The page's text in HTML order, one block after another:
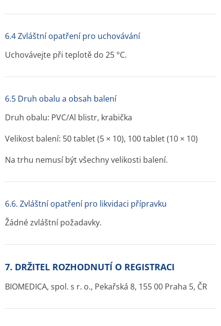
6.4 Zvláštní opatření pro uchovávání
Uchovávejte při teplotě do 25 °C.
6.5 Druh obalu a obsah balení
Druh obalu: PVC/Al blistr, krabička
Velikost balení: 50 tablet (5 × 10), 100 tablet (10 × 10)
Na trhu nemusí být všechny velikosti balení.
6.6. Zvláštní opatření pro likvidaci přípravku
Žádné zvláštní požadavky.
7. DRŽITEL ROZHODNUTÍ O REGISTRACI
BIOMEDICA, spol. s r. o., Pekařská 8, 155 00 Praha 5, ČR